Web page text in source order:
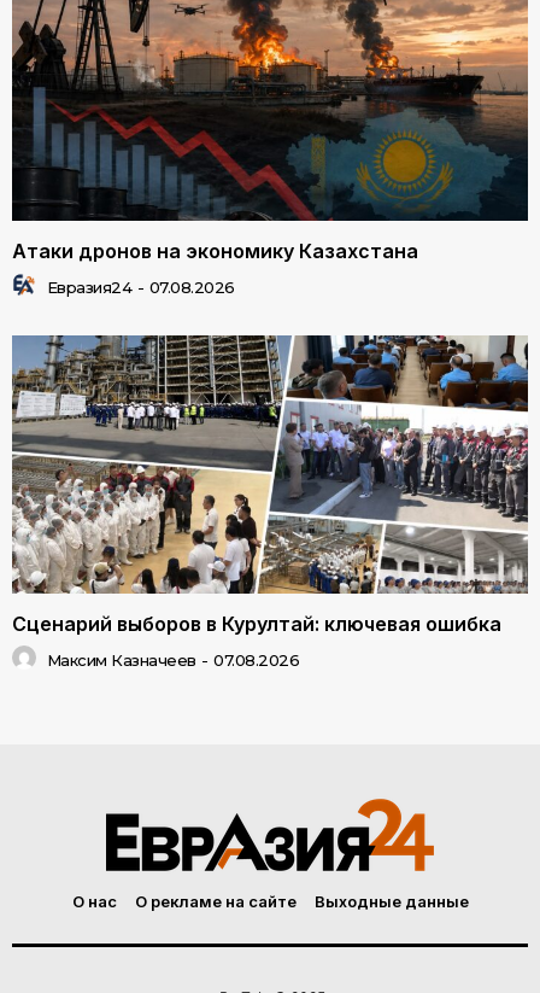
Атаки дронов на экономику Казахстана
Евразия24 - 07.08.2026
Сценарий выборов в Курултай: ключевая ошибка
Максим Казначеев - 07.08.2026
О нас О рекламе на сайте Выходные данные